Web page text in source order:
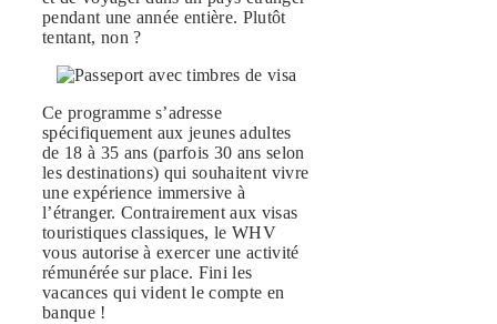
pendant une année entière. Plutôt
tentant, non ?
Ce programme s’adresse
spécifiquement aux jeunes adultes
de 18 à 35 ans (parfois 30 ans selon
les destinations) qui souhaitent vivre
une expérience immersive à
l’étranger. Contrairement aux visas
touristiques classiques, le WHV
vous autorise à exercer une activité
rémunérée sur place. Fini les
vacances qui vident le compte en
banque !